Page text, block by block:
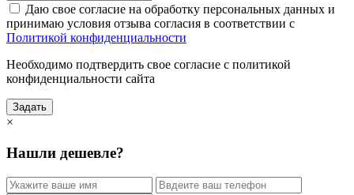
Даю свое согласие на обработку персональных данных и
принимаю условия отзыва согласия в соответствии с
Политикой конфиденциальности
Необходимо подтвердить свое согласие с политикой
конфиденциальности сайта
Задать
×
Нашли дешевле?